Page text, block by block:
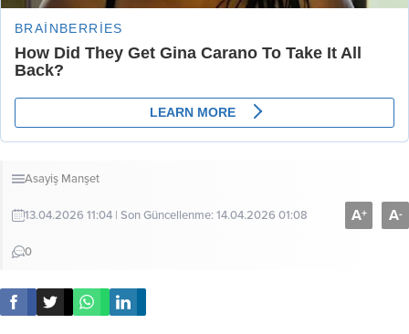
Asayiş Manşet
13.04.2026 11:04 | Son Güncellenme: 14.04.2026 01:08
0
A+ A-